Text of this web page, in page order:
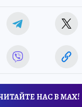
НАС В МАХ!